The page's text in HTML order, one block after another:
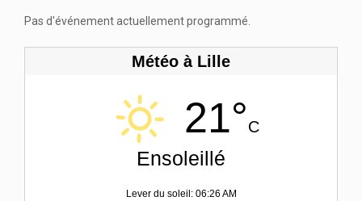
Pas d'événement actuellement programmé.
Météo à Lille
21°C
Ensoleillé
Lever du soleil: 06:26 AM